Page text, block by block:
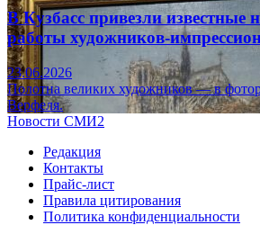
В Кузбасс привезли известные
работы художников-
23.06.2026
Полотна великих художников — в
Верфеля.
Новости СМИ2
Редакция
Контакты
Прайс-лист
Правила цитирования
Политика конфиденциальности